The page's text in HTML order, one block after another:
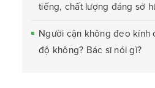
tiếng, chất lượng đáng sở
Người cận không đeo kính
độ không? Bác sĩ nói gì?